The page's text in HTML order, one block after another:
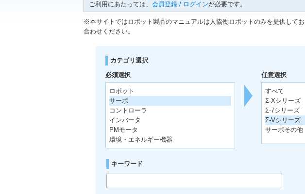
ご利用にあたっては、 会員登録 / ログインが必要です。
※本サイトではロボット製品のマニュアルは人協働ロボットのみを提供して
合わせください。
カテゴリ選択
必須選択
ロボット
サーボ
コントローラ
インバータ
PMモータ
環境・エネルギー機器
任意選択
すべて
Σ-Xシリーズ
Σ-7シリーズ
Σ-Vシリーズ
サーボその他
キーワード